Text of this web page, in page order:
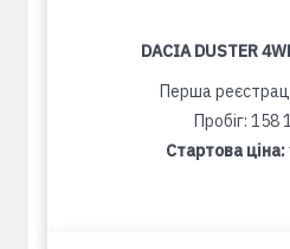
DACIA DUSTER
Перша
Пробіг: 158
Стартова ціна: